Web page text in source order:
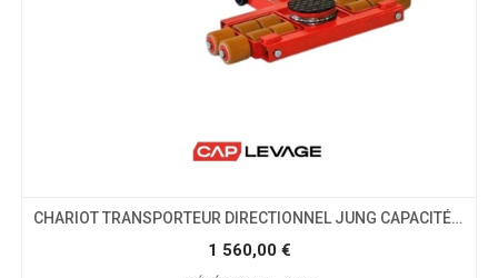
CHARIOT TRANSPORTEUR DIRECTIONNEL JUNG CAPACITÉ 9 TONNES
1 560,00€